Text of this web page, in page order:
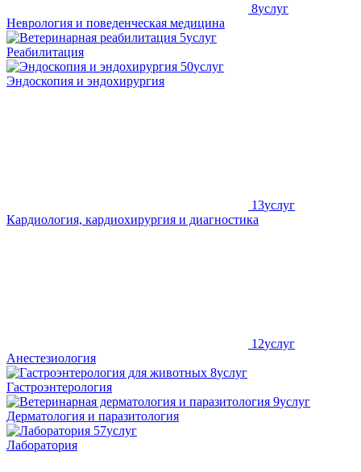
8услуг
Неврология и поведенческая медицина
5услуг
Реабилитация
50услуг
Эндоскопия и эндохирургия
13услуг
Кардиология, кардиохирургия и диагностика
12услуг
Анестезиология
8услуг
Гастроэнтерология
9услуг
Дерматология и паразитология
57услуг
Лаборатория